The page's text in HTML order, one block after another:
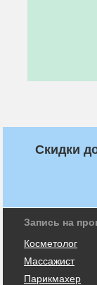
Скидки
Запись на
Косметолог
Массажист
Парикмахер